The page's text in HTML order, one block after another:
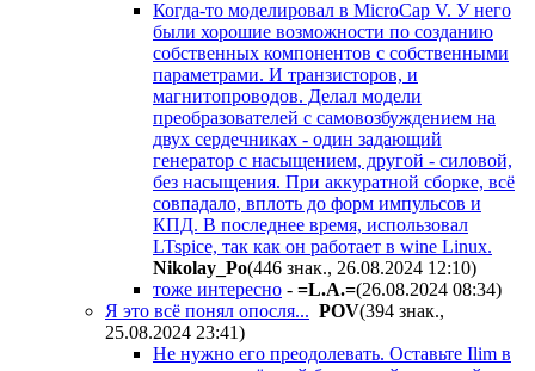
Когда-то моделировал в MicroCap V. У него
были хорошие возможности по созданию
собственных компонентов с собственными
параметрами. И транзисторов, и
магнитопроводов. Делал модели
преобразователей с самовозбуждением на
двух сердечниках - один задающий
генератор с насыщением, другой - силовой,
без насыщения. При аккуратной сборке, всё
совпадало, вплоть до форм импульсов и
КПД. В последнее время, использовал
LTspice, так как он работает в wine Linux.
Nikolay_Po(446 знак., 26.08.2024 12:10)
тоже интересно - =L.A.=(26.08.2024 08:34)
Я это всё понял опосля... POV(394 знак.,
25.08.2024 23:41)
Не нужно его преодолевать. Оставьте Ilim в